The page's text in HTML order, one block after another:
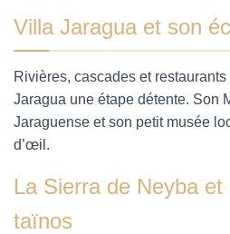
Villa Jaragua et son
Rivières, cascades et
Jaragua une étape détente. Son
Jaraguense et son petit musée
d’œil.
La Sierra de Neyba
taïnos